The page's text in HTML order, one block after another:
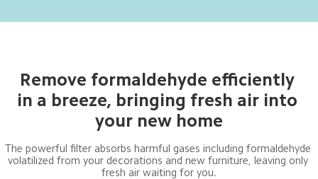
Remove formaldehyde efficiently
in a breeze, bringing fresh air into
your new home
The powerful filter absorbs harmful gases including formaldehyde
volatilized from your decorations and new furniture, leaving only
fresh air waiting for you.